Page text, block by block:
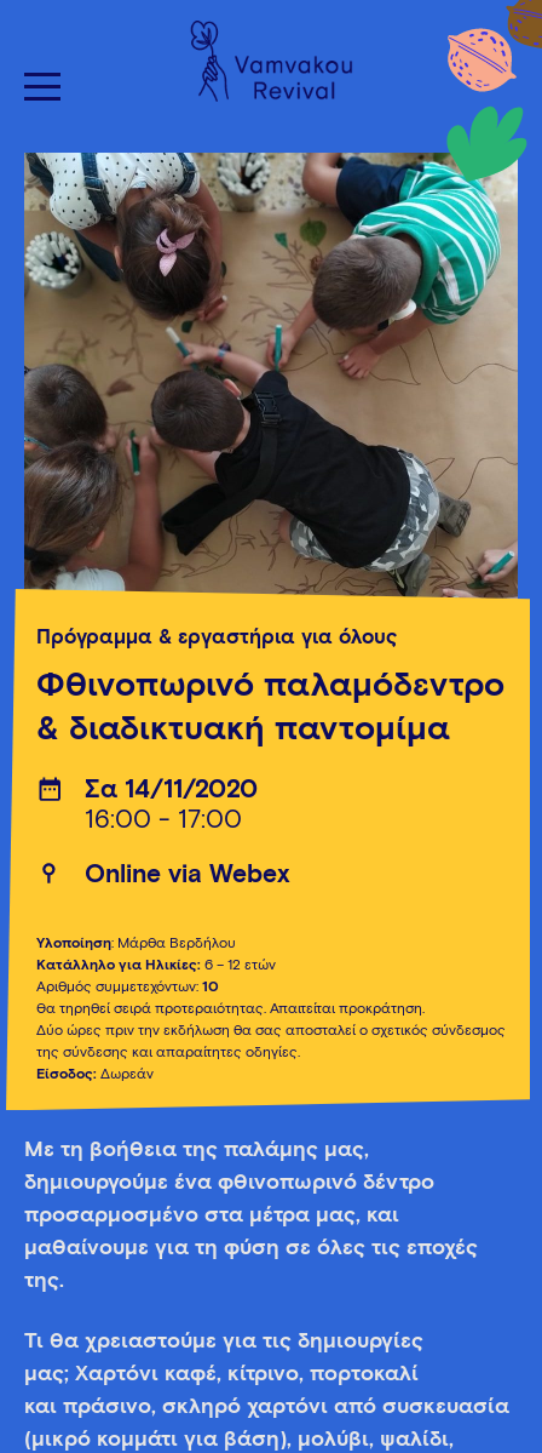
Πρόγραμμα & εργαστήρια για όλους
Φθινοπωρινό παλαμόδεντρο
& διαδικτυακή παντομίμα
Σα 14/11/2020
16:00 - 17:00
Οnline via Webex
Υλοποίηση: Μάρθα Βερδήλου
Κατάλληλο για Ηλικίες: 6 – 12 ετών
Αριθμός συμμετεχόντων: 10
Θα τηρηθεί σειρά προτεραιότητας. Απαιτείται προκράτηση.
Δύο ώρες πριν την εκδήλωση θα σας αποσταλεί ο σχετικός σύνδεσμος
της σύνδεσης και απαραίτητες οδηγίες.
Είσοδος: Δωρεάν
Με τη βοήθεια της παλάμης μας,
δημιουργούμε ένα φθινοπωρινό δέντρο
προσαρμοσμένο στα μέτρα μας, και
μαθαίνουμε για τη φύση σε όλες τις εποχές
της.
Τι θα χρειαστούμε για τις δημιουργίες
μας; Χαρτόνι καφέ, κίτρινο, πορτοκαλί
και πράσινο, σκληρό χαρτόνι από συσκευασία
(μικρό κομμάτι για βάση), μολύβι, ψαλίδι,